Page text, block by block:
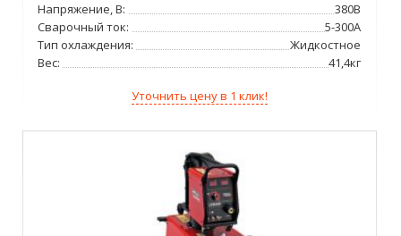
Напряжение, В:
380В
Сварочный ток:
5-300А
Тип охлаждения:
Жидкостное
Вес:
41,4кг
Уточнить цену в 1 клик!